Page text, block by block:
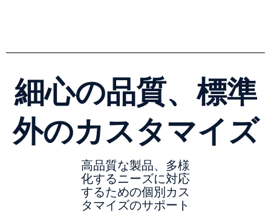
細心の品質、標準
外のカスタマイズ
高品質な製品、多様
化するニーズに対応
するための個別カス
タマイズのサポート